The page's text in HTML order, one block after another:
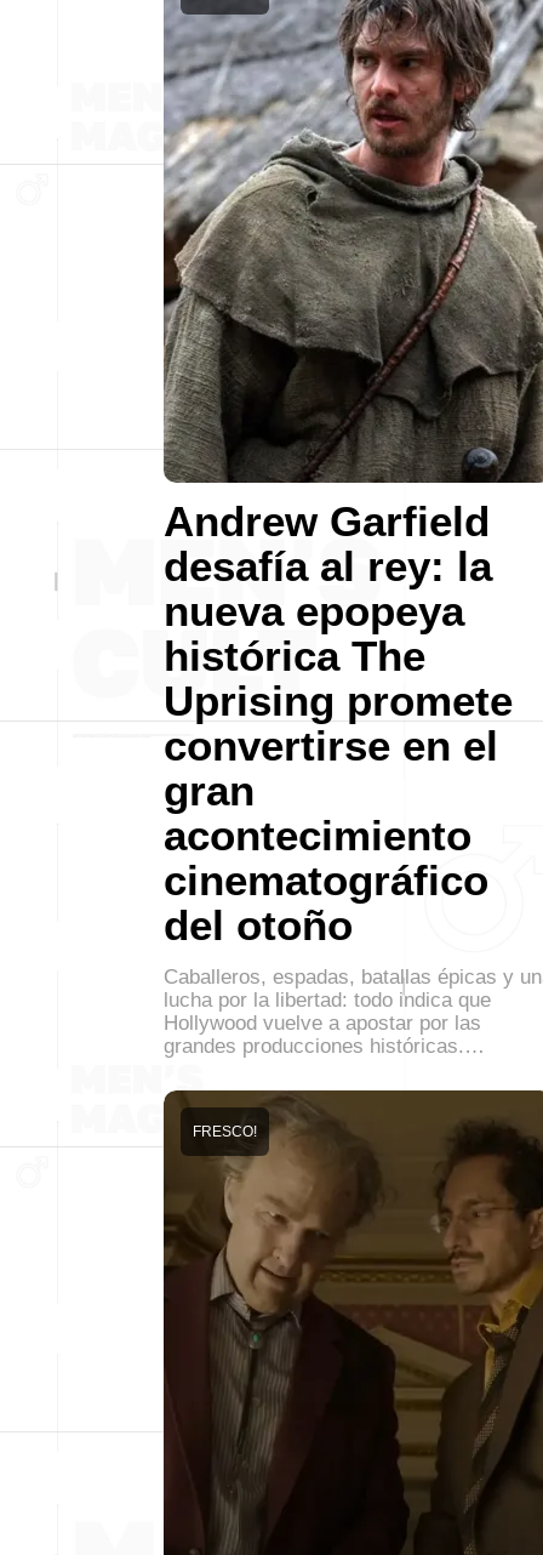
Andrew Garfield
desafía al rey: la
nueva epopeya
histórica The
Uprising promete
convertirse en el
gran
acontecimiento
cinematográfico
del otoño
Caballeros, espadas, batallas épicas y
lucha por la libertad: todo indica que
Hollywood vuelve a apostar por las
grandes producciones históricas.…
FRESCO!